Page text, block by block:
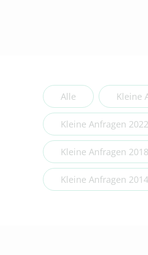
Alle Kleine
Kleine Anfragen 2022
Kleine Anfragen 2018
Kleine Anfragen 2014